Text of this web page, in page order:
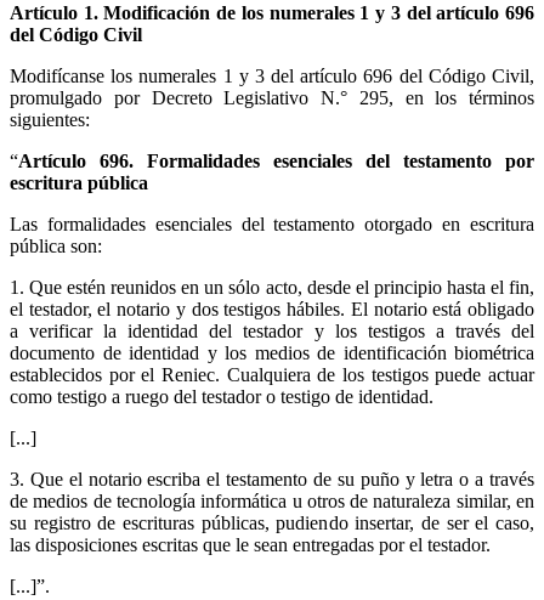
Artículo 1. Modificación de los numerales 1 y 3 del artículo 696
del Código Civil
Modifícanse los numerales 1 y 3 del artículo 696 del Código Civil,
promulgado por Decreto Legislativo N.° 295, en los términos
siguientes:
“Artículo 696. Formalidades esenciales del testamento por
escritura pública
Las formalidades esenciales del testamento otorgado en escritura
pública son:
1. Que estén reunidos en un sólo acto, desde el principio hasta el fin,
el testador, el notario y dos testigos hábiles. El notario está obligado
a verificar la identidad del testador y los testigos a través del
documento de identidad y los medios de identificación biométrica
establecidos por el Reniec. Cualquiera de los testigos puede actuar
como testigo a ruego del testador o testigo de identidad.
[...]
3. Que el notario escriba el testamento de su puño y letra o a través
de medios de tecnología informática u otros de naturaleza similar, en
su registro de escrituras públicas, pudiendo insertar, de ser el caso,
las disposiciones escritas que le sean entregadas por el testador.
[...]”.